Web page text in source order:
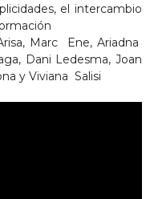
el intercambio
Marc Ene, Ariadna
Dani Ledesma, Joan
y Viviana Salisi